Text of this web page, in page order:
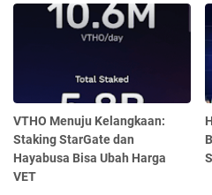
VTHO Menuju Kelangkaan:
Staking StarGate dan
Hayabusa Bisa Ubah Harga
VET